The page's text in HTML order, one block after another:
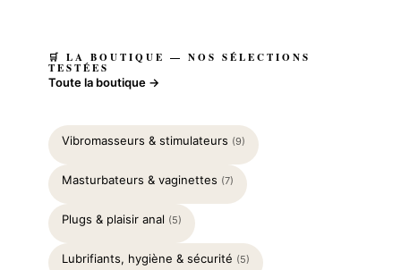
🛒 LA BOUTIQUE — NOS SÉLECTIONS
TESTÉES
Toute la boutique →
Vibromasseurs & stimulateurs (9)
Masturbateurs & vaginettes (7)
Plugs & plaisir anal (5)
Lubrifiants, hygiène & sécurité (5)